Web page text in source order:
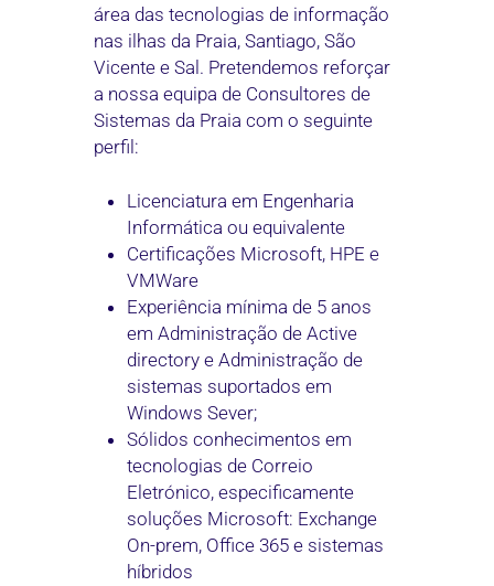
área das tecnologias de informação
nas ilhas da Praia, Santiago, São
Vicente e Sal. Pretendemos reforçar
a nossa equipa de Consultores de
Sistemas da Praia com o seguinte
perfil:
Licenciatura em Engenharia
Informática ou equivalente
Certificações Microsoft, HPE e
VMWare
Experiência mínima de 5 anos
em Administração de Active
directory e Administração de
sistemas suportados em
Windows Sever;
Sólidos conhecimentos em
tecnologias de Correio
Eletrónico, especificamente
soluções Microsoft: Exchange
On-prem, Office 365 e sistemas
híbridos